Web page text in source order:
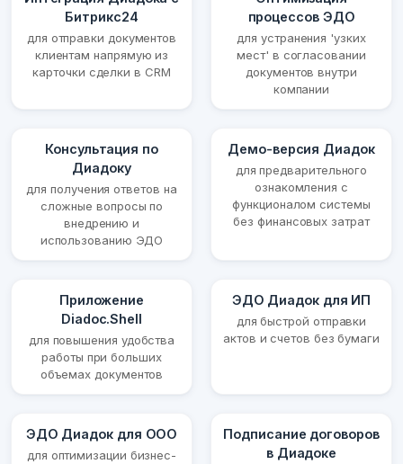
Битрикс24
для отправки документов
клиентам напрямую из
карточки сделки в CRM
процессов ЭДО
для устранения 'узких
мест' в согласовании
документов внутри
компании
Консультация по
Диадоку
для получения ответов на
сложные вопросы по
внедрению и
использованию ЭДО
Демо-версия Диадок
для предварительного
ознакомления с
функционалом системы
без финансовых затрат
Приложение
Diadoc.Shell
для повышения удобства
работы при больших
объемах документов
ЭДО Диадок для ИП
для быстрой отправки
актов и счетов без бумаги
ЭДО Диадок для ООО
для оптимизации бизнес-
Подписание договоров
в Диадоке